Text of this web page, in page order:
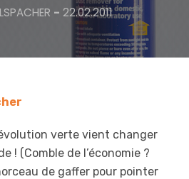
- 22.02.2011
verte vient changer
! (Comble de l’économie ?
de gaffer pour pointer